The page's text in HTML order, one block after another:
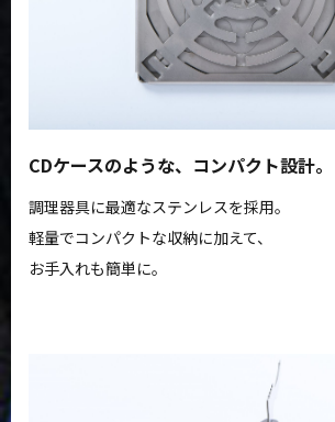
CDケースのような、コンパクト設計。
調理器具に最適なステンレスを採用。
軽量でコンパクトな収納に加えて、
お手入れも簡単に。